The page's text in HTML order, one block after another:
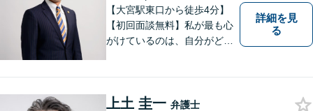
【大宮駅東口から徒歩4分】
【初回面談無料】私が最も心
がけているのは、自分がどん
れた方たちにとって最もいい
詳細を見
る
上土 圭一 弁護士